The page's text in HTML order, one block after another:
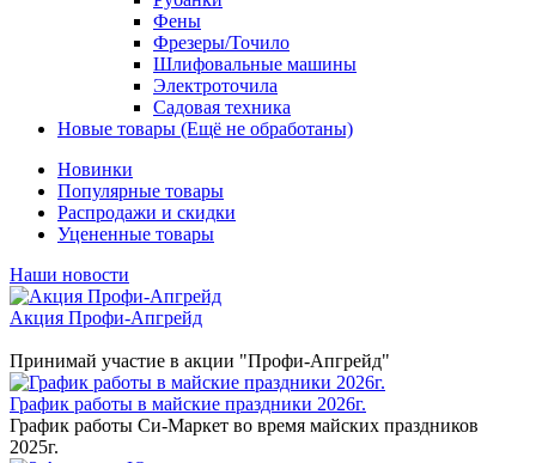
Фены
Фрезеры/Точило
Шлифовальные машины
Электроточила
Садовая техника
Новые товары (Ещё не обработаны)
Новинки
Популярные товары
Распродажи и скидки
Уцененные товары
Наши новости
Акция Профи-Апгрейд
Принимай участие в акции "Профи-Апгрейд"
График работы в майские праздники 2026г.
График работы Си-Маркет во время майских праздников
2025г.